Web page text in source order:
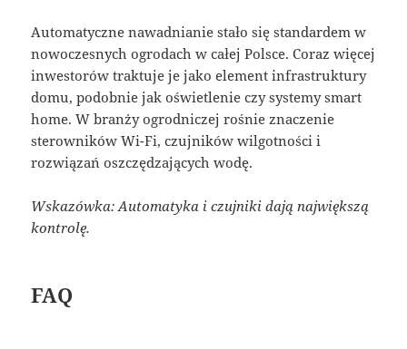
Automatyczne nawadnianie stało się standardem w
nowoczesnych ogrodach w całej Polsce. Coraz więcej
inwestorów traktuje je jako element infrastruktury
domu, podobnie jak oświetlenie czy systemy smart
home. W branży ogrodniczej rośnie znaczenie
sterowników Wi-Fi, czujników wilgotności i
rozwiązań oszczędzających wodę.
Wskazówka: Automatyka i czujniki dają największą
kontrolę.
FAQ